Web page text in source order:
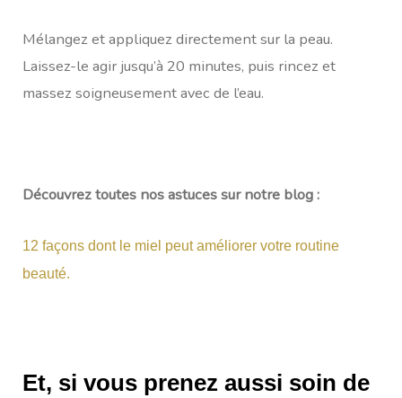
Mélangez et appliquez directement sur la peau.
Laissez-le agir jusqu’à 20 minutes, puis rincez et
massez soigneusement avec de l’eau.
Découvrez toutes nos astuces sur notre blog :
12 façons dont le miel peut améliorer votre routine
beauté.
Et, si vous prenez aussi soin de